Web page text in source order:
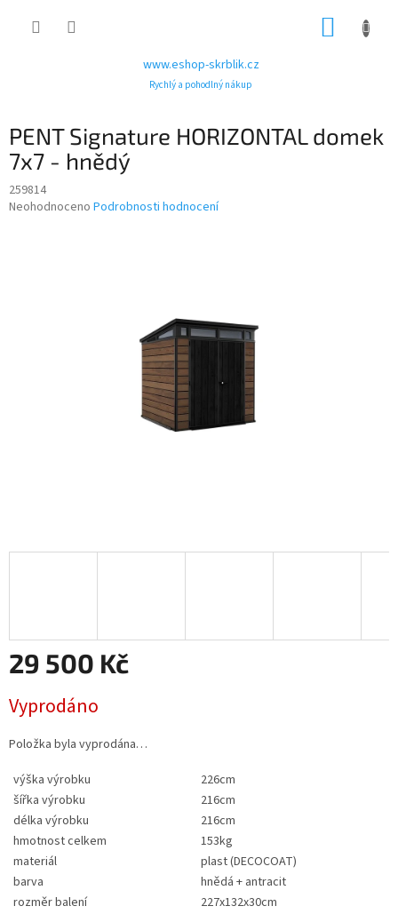
www.eshop-skrblik.cz
Rychlý a pohodlný nákup
PENT Signature HORIZONTAL domek
7x7 - hnědý
259814
Průměrné
Neohodnoceno Podrobnosti hodnocení
29 500 Kč
cena:
Vyprodáno
Položka byla vyprodána…
výška výrobku
226cm
šířka výrobku
216cm
délka výrobku
216cm
hmotnost celkem
153kg
materiál
plast (DECOCOAT)
barva
hnědá + antracit
rozměr balení
227x132x30cm